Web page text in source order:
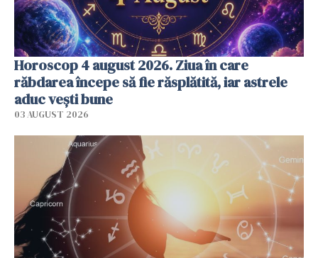
Horoscop 4 august 2026. Ziua în care
răbdarea începe să fie răsplătită, iar astrele
aduc vești bune
03 AUGUST 2026